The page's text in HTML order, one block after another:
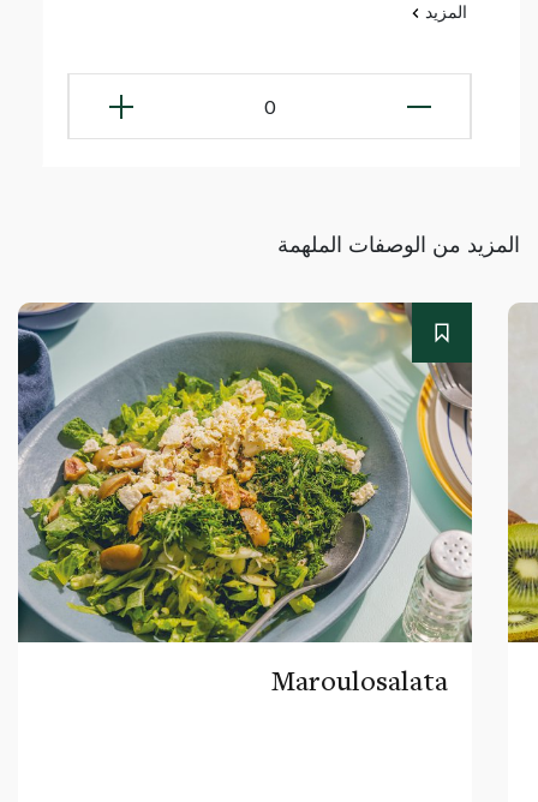
المزيد
0
المزيد من الوصفات الملهمة
Maroulosalata